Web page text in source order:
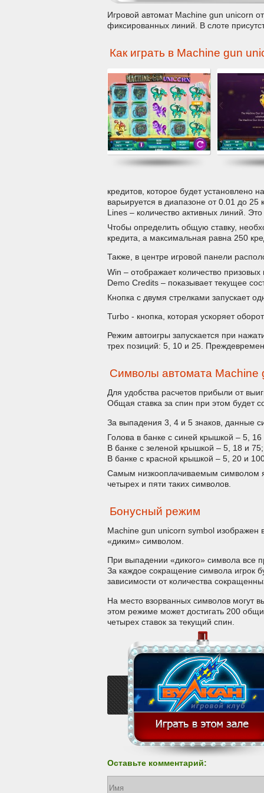
Игровой автомат Machine gun unicorn
фиксированных линий. В слоте
Как играть в Machine gun
кредитов, которое будет установлено
варьируется в диапазоне от 0.01 до 25
Lines – количество активных линий.
Чтобы определить общую ставку,
кредита, а максимальная равна 250
Также, в центре игровой панели
Win – отображает количество
Demo Credits – показывает текущее
Кнопка с двумя стрелками запускает
Turbo - кнопка, которая ускоряет
Режим автоигры запускается при
трех позиций: 5, 10 и 25.
Символы автомата Machine
Для удобства расчетов прибыли от
Общая ставка за спин при этом будет
За выпадения 3, 4 и 5 знаков, данные
Голова в банке с синей крышкой – 5, 16
В банке с зеленой крышкой – 5, 18 и 75;
В банке с красной крышкой – 5, 20 и
Самым низкооплачиваемым символом
четырех и пяти таких символов.
Бонусный режим
Machine gun unicorn symbol изображен
«диким» символом.
При выпадении «дикого» символа все
За каждое сокращение символа игрок
зависимости от количества
На место взорванных символов могут
этом режиме может достигать 200
четырех ставок за текущий спин.
Оставьте комментарий: